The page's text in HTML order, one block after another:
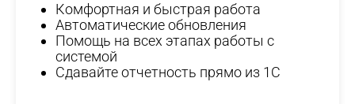
Комфортная и быстрая работа
Автоматические обновления
Помощь на всех этапах работы с
системой
Сдавайте отчетность прямо из 1С